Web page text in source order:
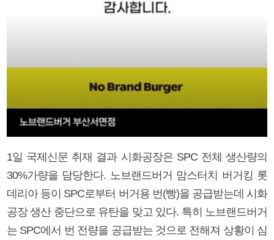
1일 국제신문 취재 결과 시화공장은 SPC 전체 생산량의
30%가량을 담당한다. 노브랜드버거 맘스터치 버거킹 롯
데리아 등이 SPC로부터 버거용 번(빵)을 공급받는데 시화
공장 생산 중단으로 유탄을 맞고 있다. 특히 노브랜드버거
는 SPC에서 번 전량을 공급받는 것으로 전해져 상황이 심